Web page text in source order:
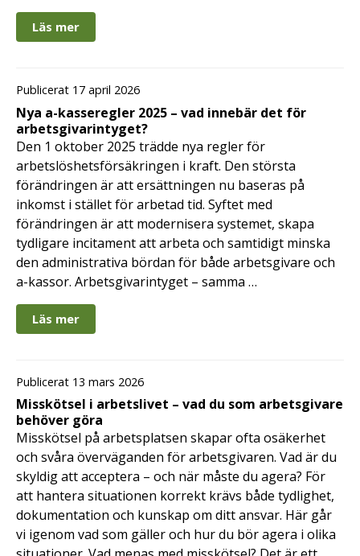
Läs mer
Publicerat 17 april 2026
Nya a-kasseregler 2025 – vad innebär det för
arbetsgivarintyget?
Den 1 oktober 2025 trädde nya regler för
arbetslöshetsförsäkringen i kraft. Den största
förändringen är att ersättningen nu baseras på
inkomst i stället för arbetad tid. Syftet med
förändringen är att modernisera systemet, skapa
tydligare incitament att arbeta och samtidigt minska
den administrativa bördan för både arbetsgivare och
a-kassor. Arbetsgivarintyget – samma …
Läs mer
Publicerat 13 mars 2026
Misskötsel i arbetslivet – vad du som arbetsgivare
behöver göra
Misskötsel på arbetsplatsen skapar ofta osäkerhet
och svåra överväganden för arbetsgivaren. Vad är du
skyldig att acceptera – och när måste du agera? För
att hantera situationen korrekt krävs både tydlighet,
dokumentation och kunskap om ditt ansvar. Här går
vi igenom vad som gäller och hur du bör agera i olika